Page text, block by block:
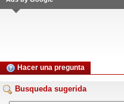
Hacer una pregunta
Busqueda sugerida